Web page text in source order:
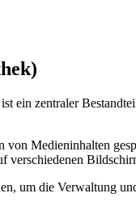
ein zentraler
Medieninhalten
verschiedenen
um die Verwaltung